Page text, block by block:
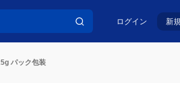
ログイン 新
パック包装